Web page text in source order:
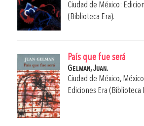
Ciudad de México:
(Biblioteca Era).
País que fue será
Gelman, Juan.
Ciudad de México,
Ediciones Era (Biblioteca